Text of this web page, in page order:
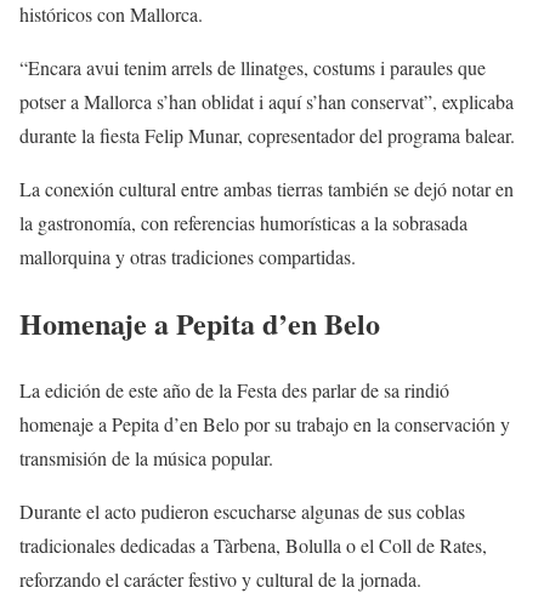
históricos con Mallorca.
“Encara avui tenim arrels de llinatges, costums i paraules que
potser a Mallorca s’han oblidat i aquí s’han conservat”, explicaba
durante la fiesta Felip Munar, copresentador del programa balear.
La conexión cultural entre ambas tierras también se dejó notar en
la gastronomía, con referencias humorísticas a la sobrasada
mallorquina y otras tradiciones compartidas.
Homenaje a Pepita d’en Belo
La edición de este año de la Festa des parlar de sa rindió
homenaje a Pepita d’en Belo por su trabajo en la conservación y
transmisión de la música popular.
Durante el acto pudieron escucharse algunas de sus coblas
tradicionales dedicadas a Tàrbena, Bolulla o el Coll de Rates,
reforzando el carácter festivo y cultural de la jornada.